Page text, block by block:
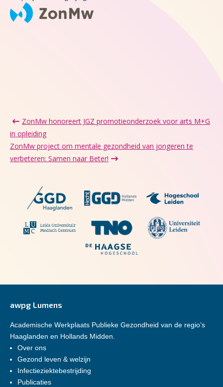
ZonMw honoreert JGZ promotieonderzoek voor arts M+G
in opleiding
ZonMw project om mentale gezondheid van jongeren te
verbeteren: Samen naar Beter!
awpg Lumens
Academische Werkplaats Publieke Gezondheid van de regio’s
Haaglanden en Hollands Midden.
Over ons
Gezond leven & welzijn
Infectieziektebestrijding
Publicaties